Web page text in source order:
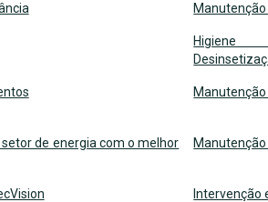
Higiene
de energia com o melhor
Intervenção